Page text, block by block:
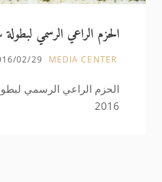
الحزم الراعي الرسمي لبطولة
MEDIA CENTER
02/29
الحزم الراعي الرسمي
2016